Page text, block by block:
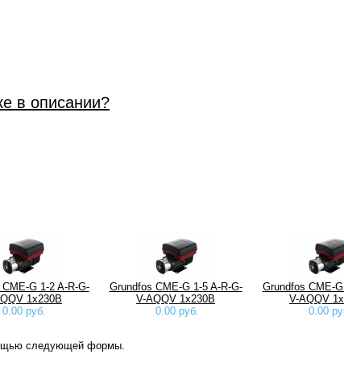
в описании?
G 1-2 A-R-G-
1х230В
0.00 руб.
Grundfos CME-G 1-5 A-R-G-
V-AQQV 1х230В
0.00 руб.
Grundfos CME-
V-AQQV
0.00
следующей формы.